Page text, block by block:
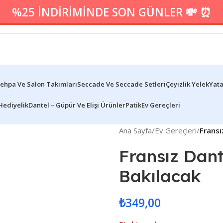
%25 İNDİRİMİNDE SON GÜNLER 💸 ⏰
Ve Salon TakımlarıSeccade Ve Seccade SetleriÇeyizlik Yelek
Dantel – Güpür Ve Elişi ÜrünlerPatikEv Gereçleri
Ana Sayfa/Ev Gereçleri/
Fransız
Bakılacak
₺349,00